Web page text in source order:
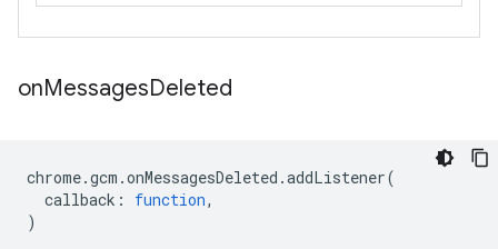
onMessagesDeleted
chrome.gcm .onMessagesDeleted .addListener(
callback : function,
)